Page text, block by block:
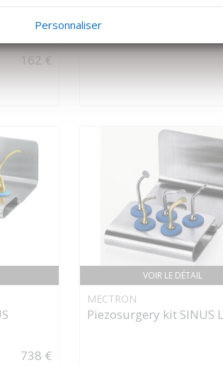
162 €
MECTRON
738 €
VOIR LE DÉTAIL
MECTRON
Piezosurgery kit SINUS
Personnaliser